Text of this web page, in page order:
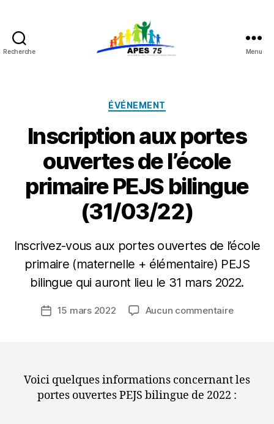
Recherche Menu
Catégories
ÉVÉNEMENT
Inscription aux portes
ouvertes de l’école
primaire PEJS bilingue
(31/03/22)
Inscrivez-vous aux portes ouvertes de l’école
primaire (maternelle + élémentaire) PEJS
bilingue qui auront lieu le 31 mars 2022.
Auteur
de
P
a
A
E
Date15 mars 2022 Aucun commentairesur
de
l’école
Voici quelques informations concernant les
portes ouvertes PEJS bilingue de 2022 :